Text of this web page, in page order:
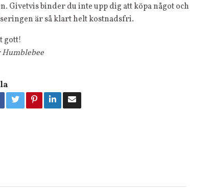
Givetvis binder du inte upp dig att köpa något och
är så klart helt kostnadsfri.
gott!